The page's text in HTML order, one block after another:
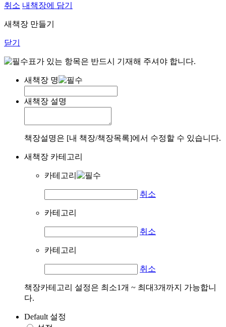
취소 내책장에 담기
새책장 만들기
닫기
표가 있는 항목은 반드시 기재해 주셔야 합니다.
새책장 명
새책장 설명
책장설명은 [내 책장/책장목록]에서 수정할 수 있습니다.
새책장 카테고리
카테고리
취소
카테고리
취소
카테고리
취소
책장카테고리 설정은 최소1개 ~ 최대3개까지 가능합니
다.
Default 설정